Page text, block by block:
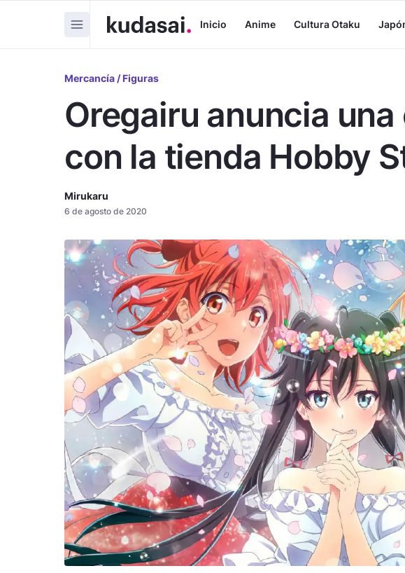
Inicio Anime Cultura Otaku
Mercancía / Figuras
Oregairu anuncia
con la tienda Hobby
Mirukaru
6 de agosto de 2020